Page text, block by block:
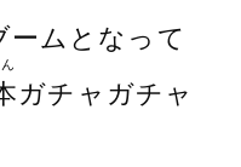
ームとなって
ガチャガチャ